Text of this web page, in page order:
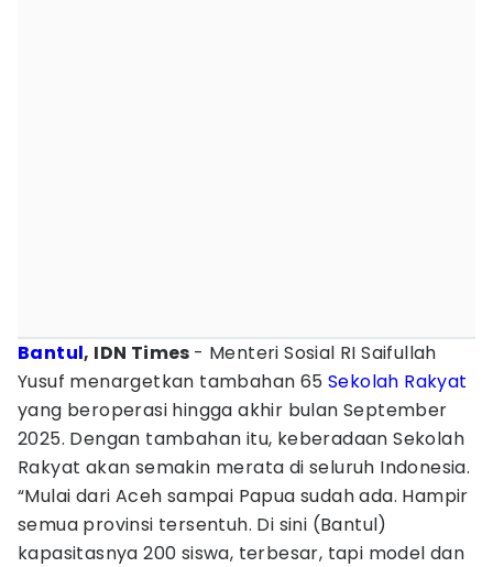
Bantul, IDN Times - Menteri Sosial RI Saifullah
Yusuf menargetkan tambahan 65 Sekolah Rakyat
yang beroperasi hingga akhir bulan September
2025. Dengan tambahan itu, keberadaan Sekolah
Rakyat akan semakin merata di seluruh Indonesia.
‎“Mulai dari Aceh sampai Papua sudah ada. Hampir
semua provinsi tersentuh. Di sini (Bantul)
kapasitasnya 200 siswa, terbesar, tapi model dan